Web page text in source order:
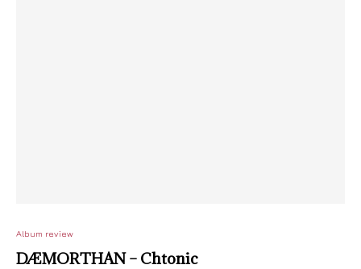
Album review
DÆMORTHAN – Chtonic